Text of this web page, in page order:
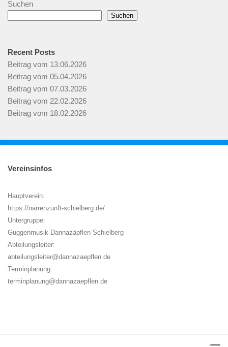
Suchen
Suchen
Recent Posts
Beitrag vom 13.06.2026
Beitrag vom 05.04.2026
Beitrag vom 07.03.2026
Beitrag vom 22.02.2026
Beitrag vom 18.02.2026
Vereinsinfos
Hauptverein:
https://narrenzunft-schielberg.de/
Untergruppe:
Guggenmusik Dannazäpflen Schielberg
Abteilungsleiter:
abteilungsleiter@dannazaepflen.de
Terminplanung:
terminplanung@dannazaepflen.de